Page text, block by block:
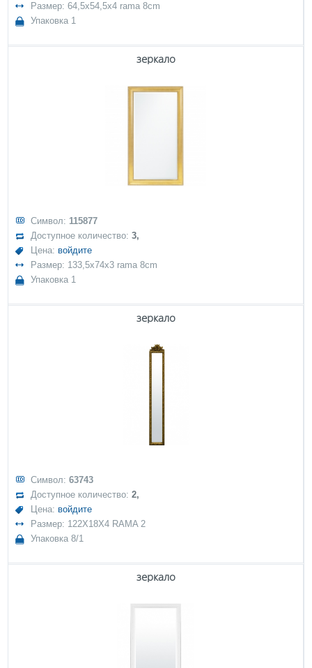
Размер: 64,5x54,5x4 rama 8cm
Упаковка 1
зеркало
Символ: 115877
Доступное количество:3,
Цена: войдите
Размер: 133,5x74x3 rama 8cm
Упаковка 1
зеркало
Символ:63743
Доступное количество:2,
Цена: войдите
Размер: 122X18X4 RAMA 2
Упаковка 8/1
зеркало